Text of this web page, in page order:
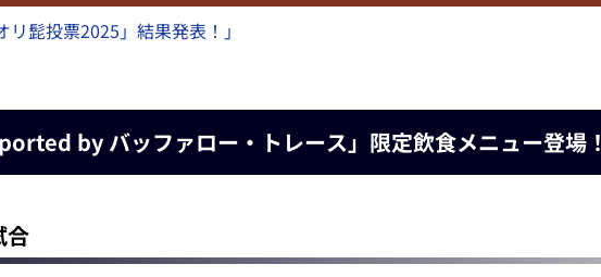
リ髭投票2025」結果発表！」
by バッファロー・トレース」限定飲食メニュー登場！
合